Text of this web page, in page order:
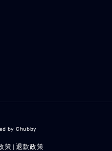
by Chubby
策 退款政策